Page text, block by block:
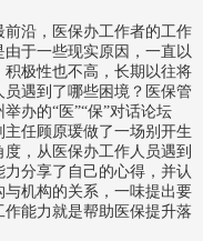
沿，医保办工作者的工作
于一些现实原因，一直以
极性也不高，长期以往将
遇到了哪些困境？医保管
办的“医”“保”对话论坛
主任顾原瑗做了一场别开生
，从医保办工作人员遇到
分享了自己的心得，并认
机构的关系，一味提出要
能力就是帮助医保提升落